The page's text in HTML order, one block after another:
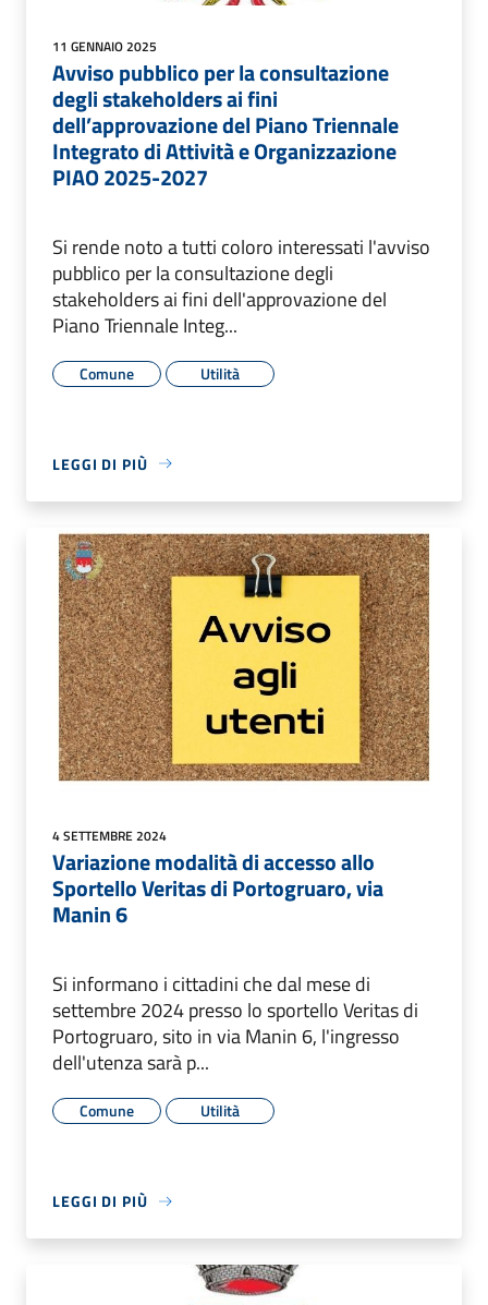
11 GENNAIO 2025
Avviso pubblico per la consultazione
degli stakeholders ai fini
dell’approvazione del Piano Triennale
Integrato di Attività e Organizzazione
PIAO 2025-2027
Si rende noto a tutti coloro interessati l'avviso
pubblico per la consultazione degli
stakeholders ai fini dell'approvazione del
Piano Triennale Integ...
Comune Utilità
LEGGI DI PIÙ
4 SETTEMBRE 2024
Variazione modalità di accesso allo
Sportello Veritas di Portogruaro, via
Manin 6
Si informano i cittadini che dal mese di
settembre 2024 presso lo sportello Veritas di
Portogruaro, sito in via Manin 6, l'ingresso
dell'utenza sarà p...
Comune Utilità
LEGGI DI PIÙ